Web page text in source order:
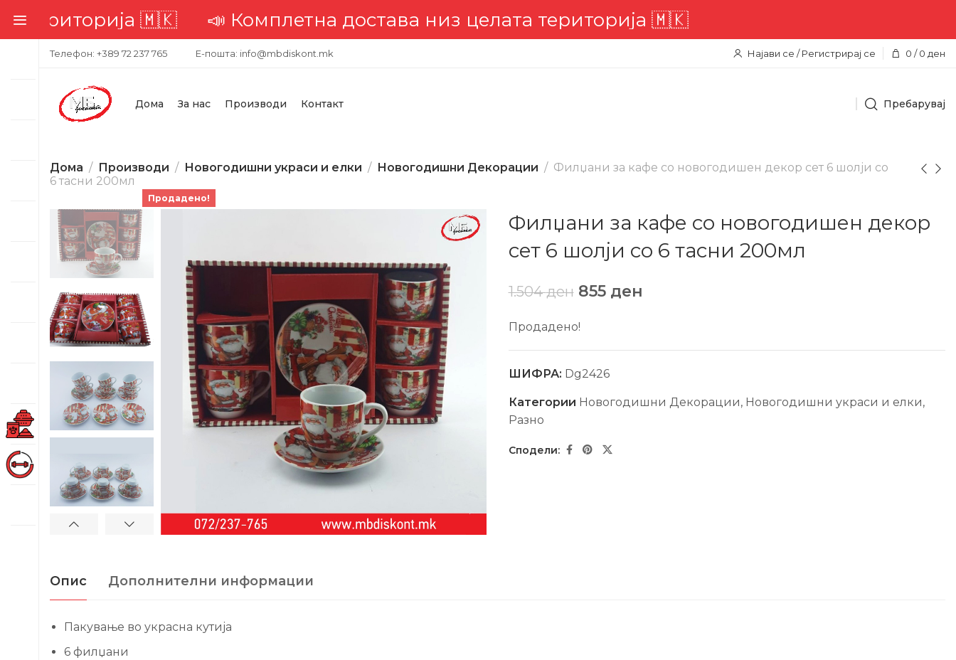
📣 Комплетна достава низ целата територија 🇲🇰📣 Комплетна достава низ целата
Телефон: +389 72 237 765 Е-пошта: info@mbdiskont.mk Најави се / Регистрирај се 0 / 0 ден
Дома За нас Производи Контакт Пребарувај
Дома Производи Новогодишни украси и елки Новогодишни Декорации
Филџани за кафе со новогодишен декор сет 6 шолји со
6 тасни 200мл
Продадено!
Филџани за кафе со новогодишен декор
сет 6 шолји со 6 тасни 200мл
1.504ден 855 ден
Продадено!
ШИФРА: Dg2426
Категории Новогодишни Декорации, Новогодишни украси и елки,
Разно
Опис Дополнителни информации
Пакување во украсна кутија
6 филџани